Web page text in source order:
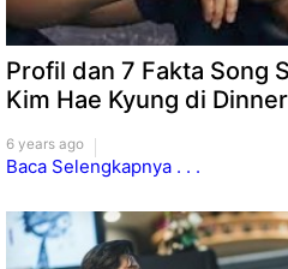
Profil dan 7 Fakta Song
Kim Hae Kyung di
6 years ago
Baca Selengkapnya . . .